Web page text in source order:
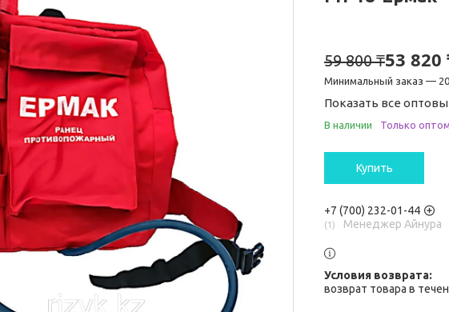
59 800 ₸53 820
Минимальный заказ —
Показать все
В наличии Только оптом
Купить
+7 (700) 232-01-44
1 Менеджер Айнура
возврат товара в